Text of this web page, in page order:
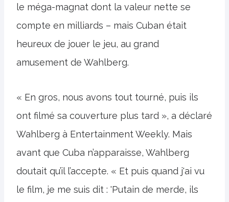
le méga-magnat dont la valeur nette se
compte en milliards – mais Cuban était
heureux de jouer le jeu, au grand
amusement de Wahlberg.
« En gros, nous avons tout tourné, puis ils
ont filmé sa couverture plus tard », a déclaré
Wahlberg à Entertainment Weekly. Mais
avant que Cuba n’apparaisse, Wahlberg
doutait qu’il l’accepte. « Et puis quand j'ai vu
le film, je me suis dit : 'Putain de merde, ils